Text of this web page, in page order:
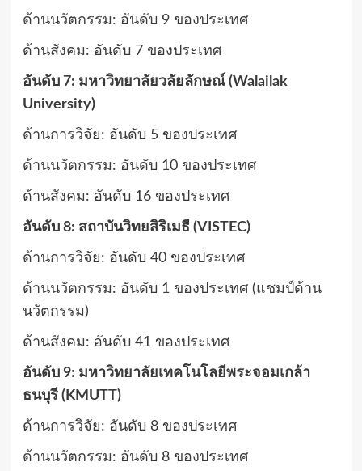
ด้านนวัตกรรม: อันดับ 9 ของประเทศ
ด้านสังคม: อันดับ 7 ของประเทศ
อันดับ 7: มหาวิทยาลัยวลัยลักษณ์ (Walailak
University)
ด้านการวิจัย: อันดับ 5 ของประเทศ
ด้านนวัตกรรม: อันดับ 10 ของประเทศ
ด้านสังคม: อันดับ 16 ของประเทศ
อันดับ 8: สถาบันวิทยสิริเมธี (VISTEC)
ด้านการวิจัย: อันดับ 40 ของประเทศ
ด้านนวัตกรรม: อันดับ 1 ของประเทศ (แชมป์ด้าน
นวัตกรรม)
ด้านสังคม: อันดับ 41 ของประเทศ
อันดับ 9: มหาวิทยาลัยเทคโนโลยีพระจอมเกล้า
ธนบุรี (KMUTT)
ด้านการวิจัย: อันดับ 8 ของประเทศ
ด้านนวัตกรรม: อันดับ 8 ของประเทศ